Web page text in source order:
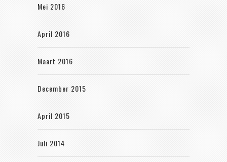
Mei 2016
April 2016
Maart 2016
December 2015
April 2015
Juli 2014